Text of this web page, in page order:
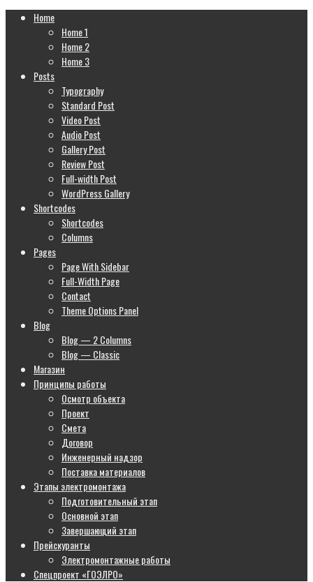
Home
Home 1
Home 2
Home 3
Posts
Typography
Standard Post
Video Post
Audio Post
Gallery Post
Review Post
Full-width Post
WordPress Gallery
Shortcodes
Shortcodes
Columns
Pages
Page With Sidebar
Full-Width Page
Contact
Theme Options Panel
Blog
Blog — 2 Columns
Blog — Classic
Магазин
Принципы работы
Осмотр объекта
Проект
Смета
Договор
Инженерный надзор
Поставка материалов
Этапы электромонтажа
Подготовительный этап
Основной этап
Завершающий этап
Прейскуранты
Электромонтажные работы
Спецпроект «ГОЭЛРО»